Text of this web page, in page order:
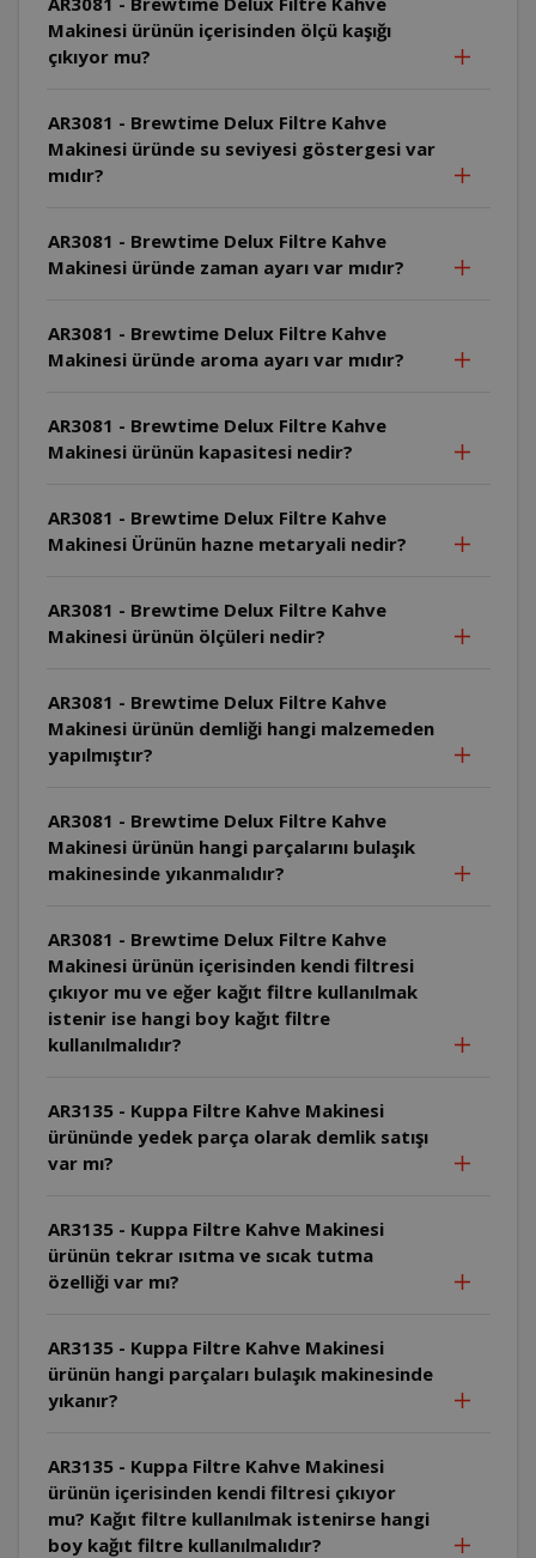
Makinesi ürünün içerisinden ölçü kaşığı
çıkıyor mu?
AR3081 - Brewtime Delux Filtre Kahve
Makinesi üründe su seviyesi göstergesi var
mıdır?
AR3081 - Brewtime Delux Filtre Kahve
Makinesi üründe zaman ayarı var mıdır?
AR3081 - Brewtime Delux Filtre Kahve
Makinesi üründe aroma ayarı var mıdır?
AR3081 - Brewtime Delux Filtre Kahve
Makinesi ürünün kapasitesi nedir?
AR3081 - Brewtime Delux Filtre Kahve
Makinesi Ürünün hazne metaryali nedir?
AR3081 - Brewtime Delux Filtre Kahve
Makinesi ürünün ölçüleri nedir?
AR3081 - Brewtime Delux Filtre Kahve
Makinesi ürünün demliği hangi malzemeden
yapılmıştır?
AR3081 - Brewtime Delux Filtre Kahve
Makinesi ürünün hangi parçalarını bulaşık
makinesinde yıkanmalıdır?
AR3081 - Brewtime Delux Filtre Kahve
Makinesi ürünün içerisinden kendi filtresi
çıkıyor mu ve eğer kağıt filtre kullanılmak
istenir ise hangi boy kağıt filtre
kullanılmalıdır?
AR3135 - Kuppa Filtre Kahve Makinesi
ürününde yedek parça olarak demlik satışı
var mı?
AR3135 - Kuppa Filtre Kahve Makinesi
ürünün tekrar ısıtma ve sıcak tutma
özelliği var mı?
AR3135 - Kuppa Filtre Kahve Makinesi
ürünün hangi parçaları bulaşık makinesinde
yıkanır?
AR3135 - Kuppa Filtre Kahve Makinesi
ürünün içerisinden kendi filtresi çıkıyor
mu? Kağıt filtre kullanılmak istenirse hangi
boy kağıt filtre kullanılmalıdır?